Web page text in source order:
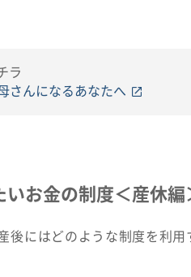
ラ
さんになるあなたへ
いお金の制度＜産休編
後にはどのような制度を利